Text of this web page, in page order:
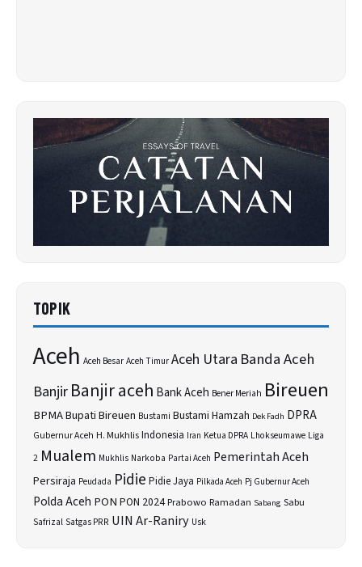
TOPIK
Aceh Aceh BesarAceh TimurAceh Utara Banda Aceh
BanjirBanjir aceh Bank Aceh Bener Meriah Bireuen
BPMABupati Bireuen Bustami Bustami Hamzah Dek Fadh DPRA
Gubernur Aceh H. MukhlisIndonesia Iran Ketua DPRA Lhokseumawe Liga
2 Mualem Mukhlis Narkoba Partai Aceh Pemerintah Aceh
Persiraja Peudada Pidie Pidie Jaya Pilkada Aceh Pj Gubernur Aceh
Polda Aceh PON PON 2024Prabowo Ramadan Sabang Sabu
Safrizal Satgas PRR UIN Ar-Raniry Usk